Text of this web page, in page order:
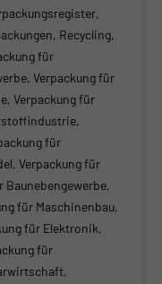
Recycling,
für
Verpackung für
Verpackung für
für
Verpackung für
für Maschinenbau,
für Elektronik,
für